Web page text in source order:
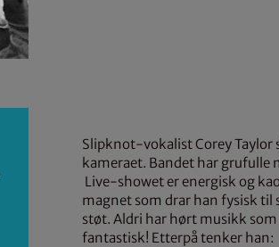
Slipknot-vokalist Corey Taylor
kameraet. Bandet har grufulle
Live-showet er energisk og
magnet som drar han fysisk til
støt. Aldri har hørt musikk
fantastisk! Etterpå tenker han: